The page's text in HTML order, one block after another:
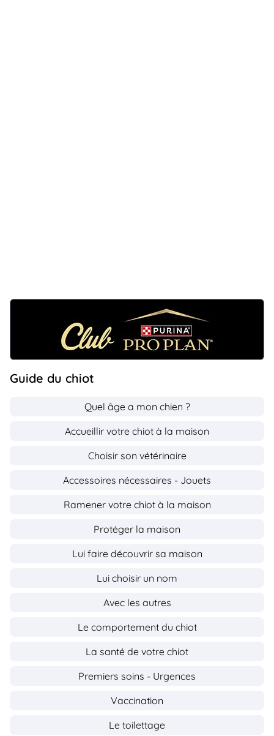
Guide du chiot
Quel âge a mon chien ?
Accueillir votre chiot à la maison
Choisir son vétérinaire
Accessoires nécessaires - Jouets
Ramener votre chiot à la maison
Protéger la maison
Lui faire découvrir sa maison
Lui choisir un nom
Avec les autres
Le comportement du chiot
La santé de votre chiot
Premiers soins - Urgences
Vaccination
Le toilettage